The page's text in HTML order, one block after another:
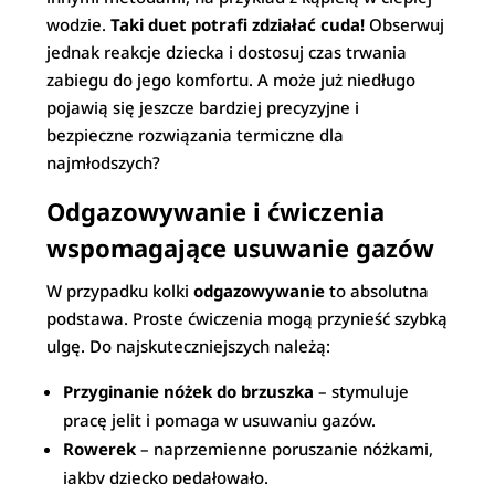
wodzie.Taki duet potrafi zdziałać cuda! Obserwuj
jednak reakcje dziecka i dostosuj czas trwania
zabiegu do jego komfortu. A może już niedługo
pojawią się jeszcze bardziej precyzyjne i
bezpieczne rozwiązania termiczne dla
najmłodszych?
Odgazowywanie i ćwiczenia
wspomagające usuwanie gazów
W przypadku kolkiodgazowywanie to absolutna
podstawa. Proste ćwiczenia mogą przynieść szybką
ulgę. Do najskuteczniejszych należą:
Przyginanie nóżek do brzuszka – stymuluje
pracę jelit i pomaga w usuwaniu gazów.
Rowerek – naprzemienne poruszanie nóżkami,
jakby dziecko pedałowało.